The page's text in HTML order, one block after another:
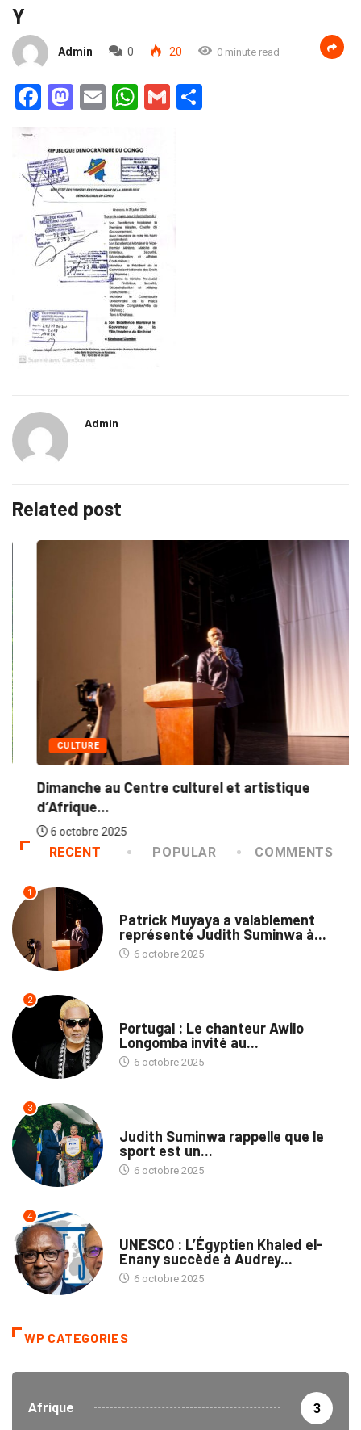
Y
Admin 0 20 0 minute read
Facebook
Mastodon
EmailWhatsApp
Gmail
Admin
Related post
CULTURE
Dimanche au Centre culturel et artistique
d’Afrique...
6 octobre 2025
RECENT POPULAR COMMENTS
1
Patrick Muyaya a valablement
représenté Judith Suminwa à...
6 octobre 2025
2
Portugal : Le chanteur Awilo
Longomba invité au...
6 octobre 2025
3
Judith Suminwa rappelle que le
sport est un...
6 octobre 2025
4
UNESCO : L’Égyptien Khaled el-
Enany succède à Audrey...
6 octobre 2025
WP CATEGORIES
Afrique 3